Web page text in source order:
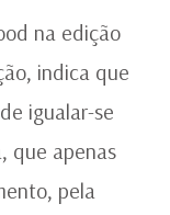
na edição
indica que
igualar-se
que apenas
pela